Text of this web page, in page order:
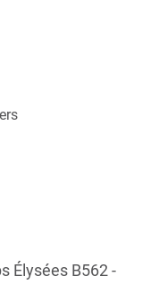
Élysées B562 -